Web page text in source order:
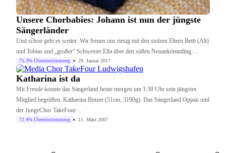
Unsere Chorbabies: Johann ist nun der jüngste
Sängerländer
Und schon geht es weiter: Wir freuen uns riesig mit den stolzen Eltern Betti (Alt)
und Tobias und „großer“ Schwester Ella über den süßen Neuankömmling:…
75.3% Übereinstimmung 29. Januar 2017
Katharina ist da
Mit Freude konnte das Sängerland heute morgen um 1:30 Uhr sein jüngstes
Mitglied begrüßen: Katharina Binzer (51cm, 3190g). Das Sängerland Oppau und
der JungeChor TakeFour…
72.4% Übereinstimmung 11. März 2007